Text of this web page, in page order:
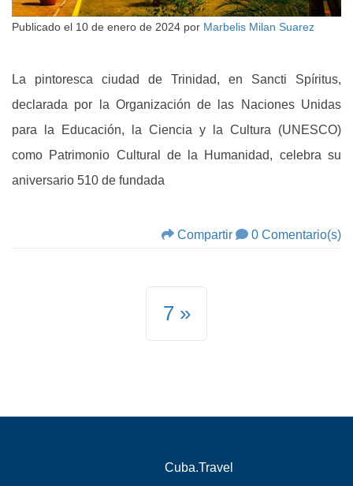
Publicado el 10 de enero de 2024 por Marbelis Milan Suarez
La pintoresca ciudad de Trinidad, en Sancti Spíritus,
declarada por la Organización de las Naciones Unidas
para la Educación, la Ciencia y la Cultura (UNESCO)
como Patrimonio Cultural de la Humanidad, celebra su
aniversario 510 de fundada
Compartir 0 Comentario(s)
7
Cuba.Travel